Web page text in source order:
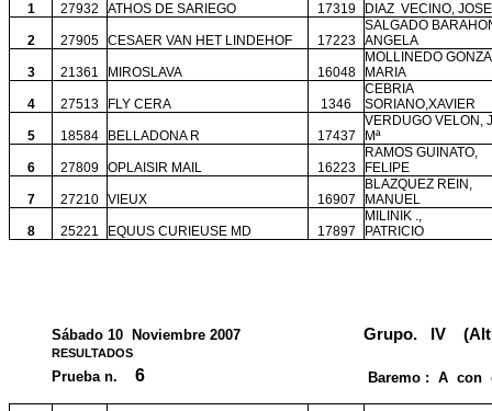
1 27932 ATHOS DE SARIEGO 17319 DIAZ VECINO, JOSE
2 27905 CESAER VAN HET LINDEHOF 17223
SALGADO
ANGELA
3 21361 MIROSLAVA 16048
MOLLINEDO
MARIA
4 27513 FLY CERA 1346
CEBRIA
SORIANO,XAVIER
5 18584 BELLADONA R 17437
VERDUGO VELON,
Mª
6 27809 OPLAISIR MAIL 16223
RAMOS GUINATO,
FELIPE
7 27210 VIEUX 16907
BLAZQUEZ REIN,
MANUEL
8 25221 EQUUS CURIEUSE MD 17897
MILINIK .,
PATRICIO
Sábado 10 Noviembre 2007 Grupo. IV
RESULTADOS
Prueba n. 6 Baremo : A con